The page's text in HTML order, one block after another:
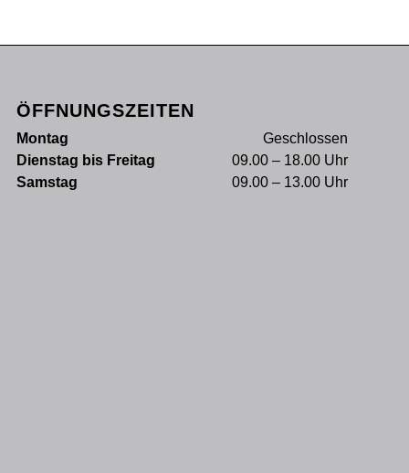
ÖFFNUNGSZEITEN
Montag
Geschlossen
Dienstag bis Freitag
09.00 – 18.00 Uhr
Samstag
09.00 – 13.00 Uhr